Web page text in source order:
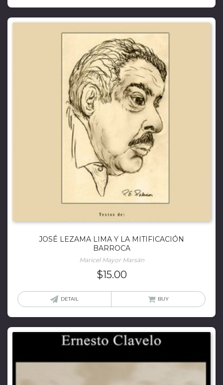
JOSÉ LEZAMA LIMA Y LA MITIFICACIÓN
BARROCA
Maricel Mayor Marsán
$15.00
DETAIL BUY